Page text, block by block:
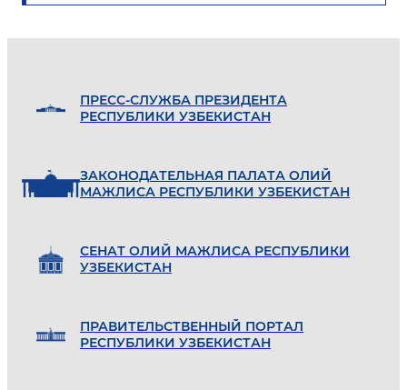
ПРЕСС-СЛУЖБА ПРЕЗИДЕНТА
РЕСПУБЛИКИ УЗБЕКИСТАН
ЗАКОНОДАТЕЛЬНАЯ ПАЛАТА ОЛИЙ
МАЖЛИСА РЕСПУБЛИКИ УЗБЕКИСТАН
СЕНАТ ОЛИЙ МАЖЛИСА РЕСПУБЛИКИ
УЗБЕКИСТАН
ПРАВИТЕЛЬСТВЕННЫЙ ПОРТАЛ
РЕСПУБЛИКИ УЗБЕКИСТАН